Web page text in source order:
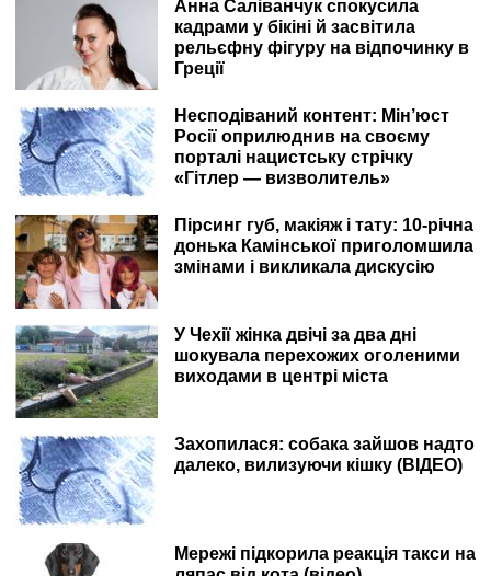
Анна Саліванчук спокусила
кадрами у бікіні й засвітила
рельєфну фігуру на відпочинку в
Греції
Несподіваний контент: Мін’юст
Росії оприлюднив на своєму
порталі нацистську стрічку
«Гітлер — визволитель»
Пірсинг губ, макіяж і тату: 10-річна
донька Камінської приголомшила
змінами і викликала дискусію
У Чехії жінка двічі за два дні
шокувала перехожих оголеними
виходами в центрі міста
Захопилася: собака зайшов надто
далеко, вилизуючи кішку (ВІДЕО)
Мережі підкорила реакція такси на